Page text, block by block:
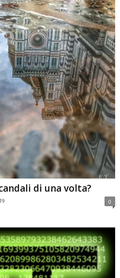
di una volta?
0